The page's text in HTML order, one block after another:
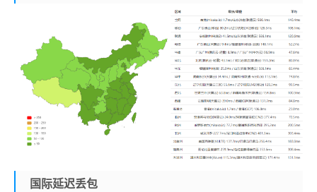
国际延迟丢包